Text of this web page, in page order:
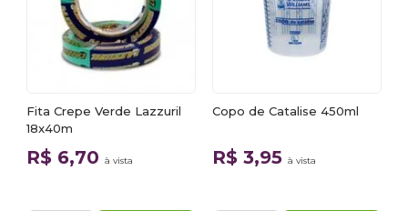
Fita Crepe Verde Lazzuril
18x40m
R$ 6,70 à vista
Copo de Catalise 450ml
R$ 3,95 à vista